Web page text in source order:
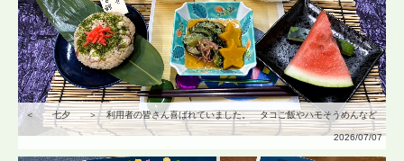
＜ 七夕 ＞ 利用者の皆さん喜ばれていました。 タコご飯やハモそうめんなど
2026/07/07